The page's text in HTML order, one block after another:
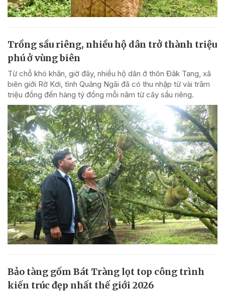
Trồng sầu riêng, nhiều hộ dân trở thành triệu
phú ở vùng biên
Từ chỗ khó khăn, giờ đây, nhiều hộ dân ở thôn Đăk Tang, xã
biên giới Rờ Kơi, tỉnh Quảng Ngãi đã có thu nhập từ vài trăm
triệu đồng đến hàng tỷ đồng mỗi năm từ cây sầu riêng.
Bảo tàng gốm Bát Tràng lọt top công trình
kiến trúc đẹp nhất thế giới 2026